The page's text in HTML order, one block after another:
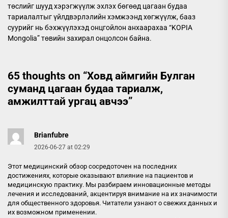
төслийг шууд хэрэгжүүлж эхлэх бөгөөд цагаан будаа
тариалалтыг үйлдвэрлэлийн хэмжээнд хөгжүүлж, бааз
суурийг нь бэхжүүлэхэд онцгойлон анхаарахаа “KOPIA
Mongolia” төвийн захирал онцолсон байна.
65 thoughts on “Ховд аймгийн Булган
суманд цагаан будаа тариалж,
амжилттай ургац авчээ”
Brianfubre
2026-06-27 at 02:29
Этот медицинский обзор сосредоточен на последних
достижениях, которые оказывают влияние на пациентов и
медицинскую практику. Мы разбираем инновационные методы
лечения и исследований, акцентируя внимание на их значимости
для общественного здоровья. Читатели узнают о свежих данных и
их возможном применении.